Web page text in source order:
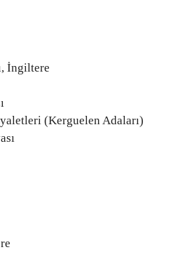
İngiltere
(Kerguelen Adaları)